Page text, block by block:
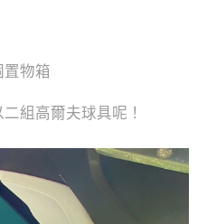
置物箱
組高爾夫球具呢！